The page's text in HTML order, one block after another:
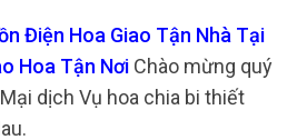
Điện Hoa Giao Tận Nhà Tại
Hoa Tận Nơi Chào mừng quý
dịch Vụ hoa chia bi thiết